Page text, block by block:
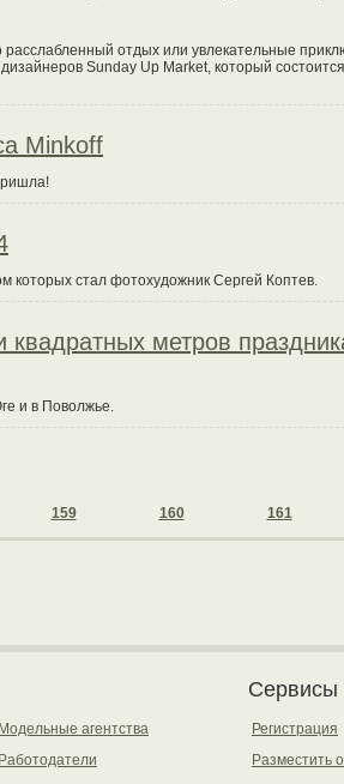
отдых или увлекательные
Sunday Up Market, который
Minkoff
которых стал фотохудожник Сергей Коптев.
квадратных метров
и в Поволжье.
159 160 161
Модельные агентства
Работодатели
Сервисы
Регистрация
Разместить